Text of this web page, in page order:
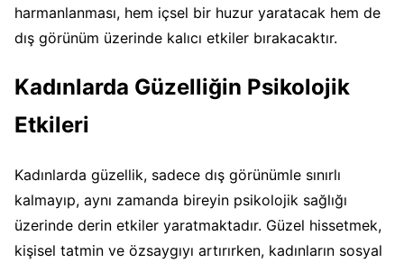
harmanlanması, hem içsel bir huzur yaratacak hem de
dış görünüm üzerinde kalıcı etkiler bırakacaktır.
Kadınlarda Güzelliğin Psikolojik
Etkileri
Kadınlarda güzellik, sadece dış görünümle sınırlı
kalmayıp, aynı zamanda bireyin psikolojik sağlığı
üzerinde derin etkiler yaratmaktadır. Güzel hissetmek,
kişisel tatmin ve özsaygıyı artırırken, kadınların sosyal